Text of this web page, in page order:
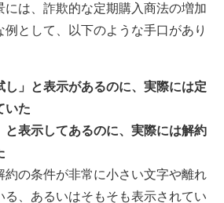
には、詐欺的な定期購入商法の増加
として、以下のような手口があり
し」と表示があるのに、実際には定
いた
と表示してあるのに、実際には解約
約の条件が非常に小さい文字や離れ
る、あるいはそもそも表示されてい